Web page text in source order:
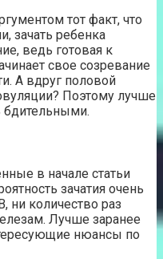
тот факт, что
зачать ребенка
ведь готовая к
свое созревание
А вдруг половой
Поэтому лучше
бдительными.
в начале статьи
зачатия очень
ни количество раз
Лучше заранее
нюансы по